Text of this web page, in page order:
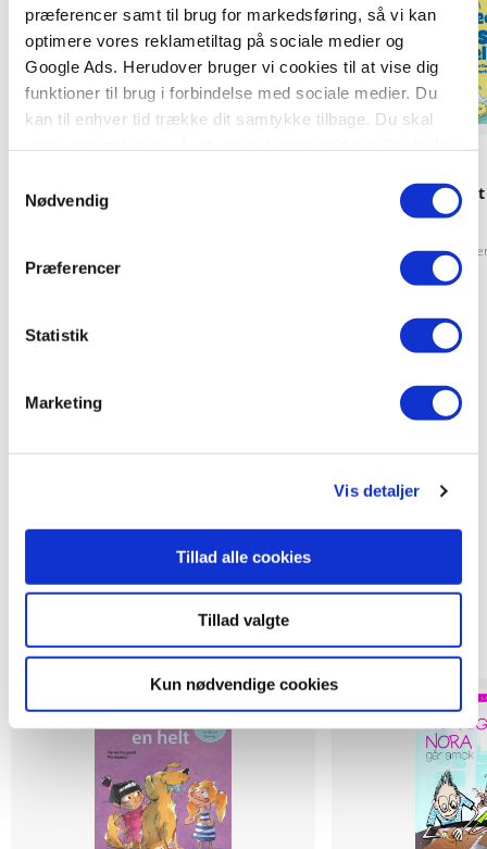
præferencer samt til brug for markedsføring, så vi kan
optimere vores reklametiltag på sociale medier og
Google Ads. Herudover bruger vi cookies til at vise dig
funktioner til brug i forbindelse med sociale medier. Du
kan til enhver tid trække dit samtykke tilbage. Du skal
tilbagetrækker et samtykke.
Nødvendig
Præferencer
Statistik
Marketing
Vis detaljer
Tillad alle cookies
Tillad valgte
Kun nødvendige cookies
Hardcover
Carlsens læsestart - På tur med Anna
79,95 KR.
Hardcover
Carlsens
Kim Dalsgaard Pia
169,95 KR.
Andre har også købt